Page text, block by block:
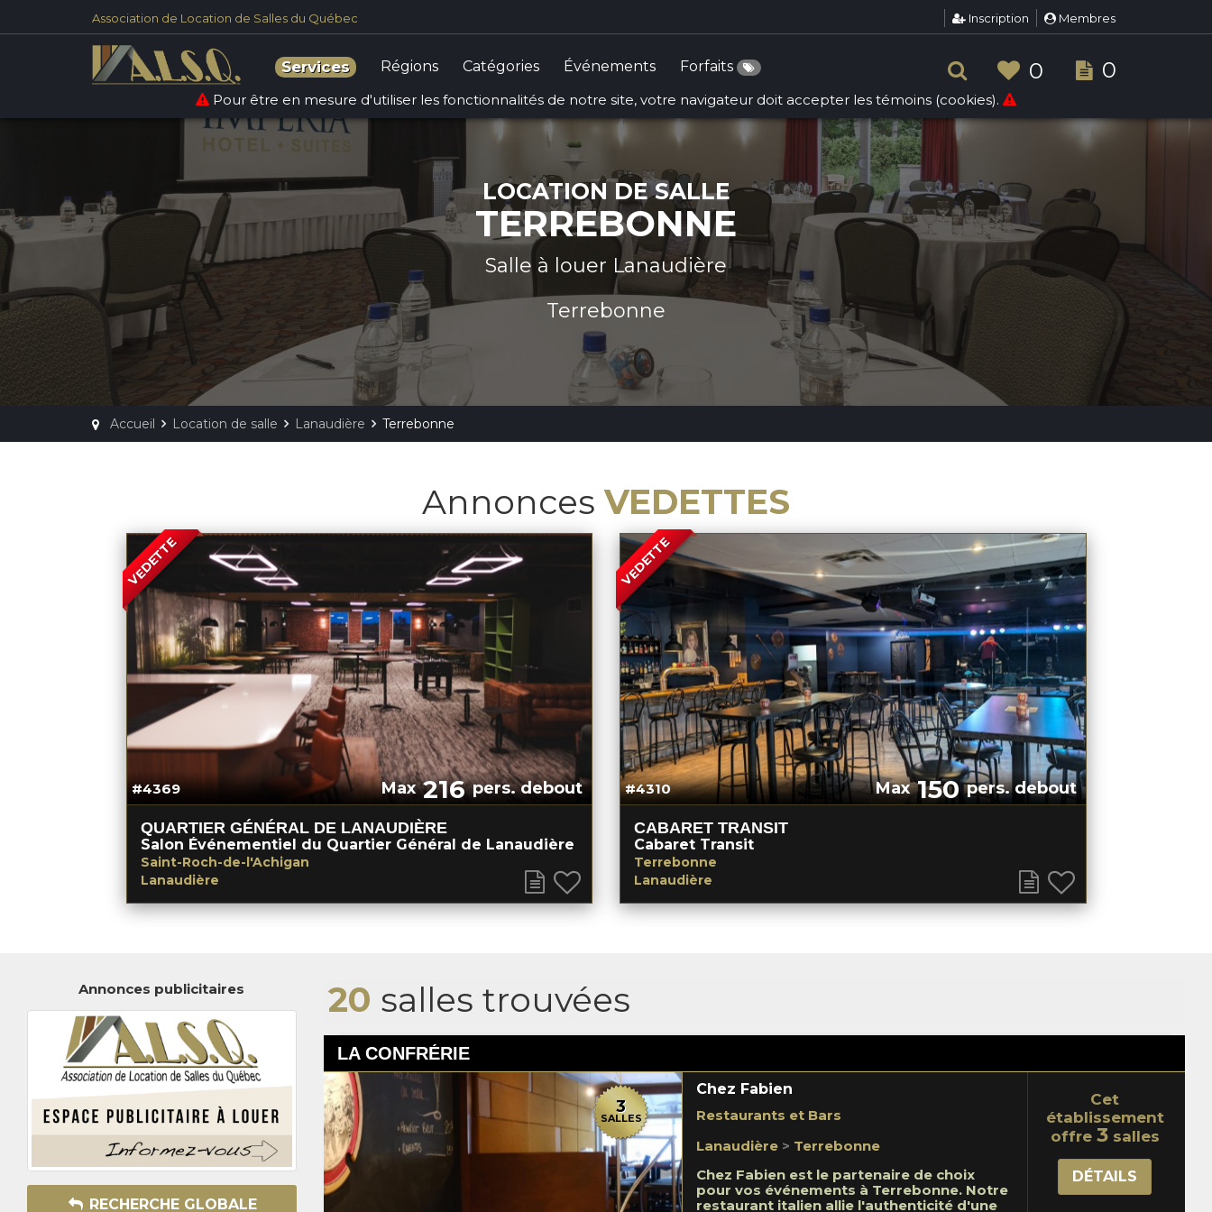
Association de Location de Salles du Québec Inscription Membres
Services Régions Catégories Événements Forfaits 0 0
Pour être en mesure d'utiliser les fonctionnalités de notre site, votre navigateur doit accepter les témoins (cookies).
LOCATION DE SALLE
TERREBONNE
Salle à louer Lanaudière
Terrebonne
Accueil Location de salle Lanaudière Terrebonne
Annonces VEDETTES
VEDETTE
#4369 Max216pers. debout
QUARTIER GÉNÉRAL DE LANAUDIÈRE
Salon Événementiel du Quartier Général de Lanaudière
Saint-Roch-de-l'Achigan
Lanaudière
VEDETTE
#4310 Max150pers. debout
CABARET TRANSIT
Cabaret Transit
Terrebonne
Lanaudière
Annonces publicitaires
RECHERCHE GLOBALE
20 salles trouvées
LA CONFRÉRIE
3
SALLES
Chez Fabien
Restaurants et Bars
Lanaudière> Terrebonne
Chez Fabien est le partenaire de choix
pour vos événements à Terrebonne. Notre
restaurant italien allie l'authenticité d'une
Cet
établissement
offre 3salles
DÉTAILS